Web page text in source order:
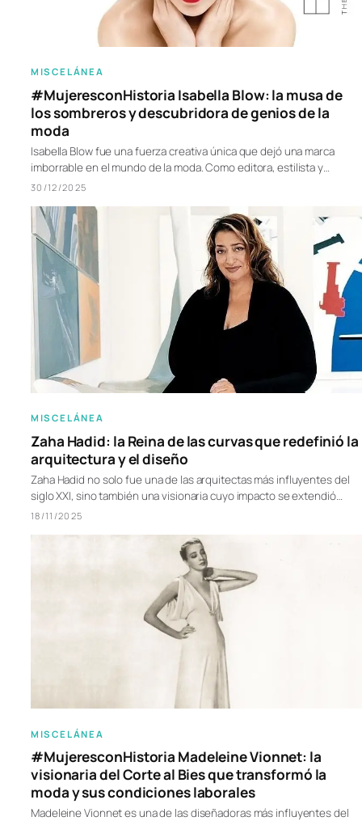
MISCELÁNEA
#MujeresconHistoria Isabella Blow: la musa de
los sombreros y descubridora de genios de la
moda
Isabella Blow fue una fuerza creativa única que dejó una marca
imborrable en el mundo de la moda. Como editora, estilista y…
30/12/2025
MISCELÁNEA
Zaha Hadid: la Reina de las curvas que redefinió la
arquitectura y el diseño
Zaha Hadid no solo fue una de las arquitectas más influyentes del
siglo XXI, sino también una visionaria cuyo impacto se extendió…
18/11/2025
MISCELÁNEA
#MujeresconHistoria Madeleine Vionnet: la
visionaria del Corte al Bies que transformó la
moda y sus condiciones laborales
Madeleine Vionnet es una de las diseñadoras más influyentes del